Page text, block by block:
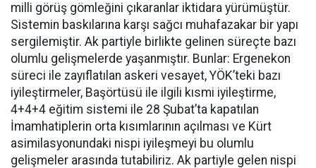
milli görüş gömleğini çıkaranlar iktidara yürümüştür.
Sistemin baskılarına karşı sağcı muhafazakar bir yapı
sergilemiştir. Ak partiyle birlikte gelinen süreçte bazı
olumlu gelişmelerde yaşanmıştır. Bunlar: Ergenekon
süreci ile zayıflatılan askeri vesayet, YÖK’teki bazı
iyileştirmeler, Başörtüsü ile ilgili kısmi iyileştirme,
4+4+4 eğitim sistemi ile 28 Şubat’ta kapatılan
İmamhatiplerin orta kısımlarının açılması ve Kürt
asimilasyonundaki nispi iyileşmeyi bu olumlu
gelişmeler arasında tutabiliriz. Ak partiyle gelen nispi